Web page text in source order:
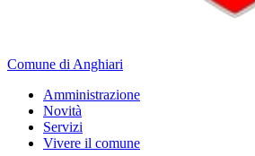
Comune di Anghiari
Amministrazione
Novità
Servizi
Vivere il comune